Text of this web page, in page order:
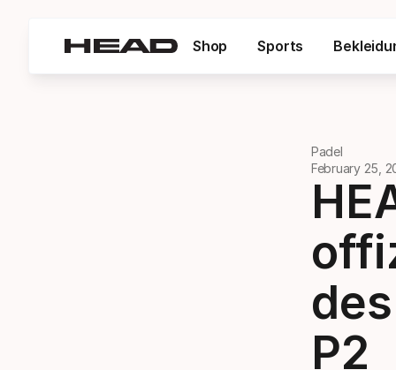
Shop Sports
Padel
February 25,
P2